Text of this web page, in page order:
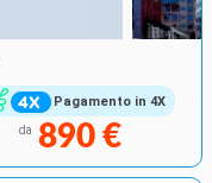
Pagamento in 4X
da 890 €